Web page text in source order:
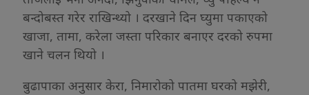
बन्दोबस्त गरेर राखिन्थ्यो । दरखाने दिन घ्युमा पकाएको
खाजा, तामा, करेला जस्ता परिकार बनाएर दरको रुपमा
खाने चलन थियो ।
बुढापाका अनुसार केरा, निमारोको पातमा घरको मझेरी,